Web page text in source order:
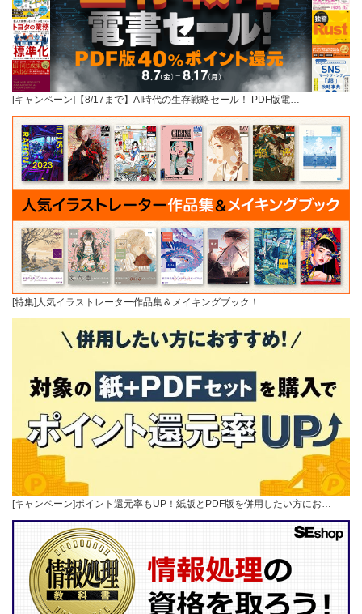
[キャンペーン]【8/17まで】AI時代の生存戦略セール！ PDF版電…
[特集]人気イラストレーター作品集＆メイキングブック！
[キャンペーン]ポイント還元率もUP！紙版とPDF版を併用したい方にお…